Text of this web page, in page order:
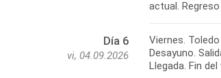
Día 6
vi, 04.09.2026
Viernes.
Desayuno.
Llegada. Fin del